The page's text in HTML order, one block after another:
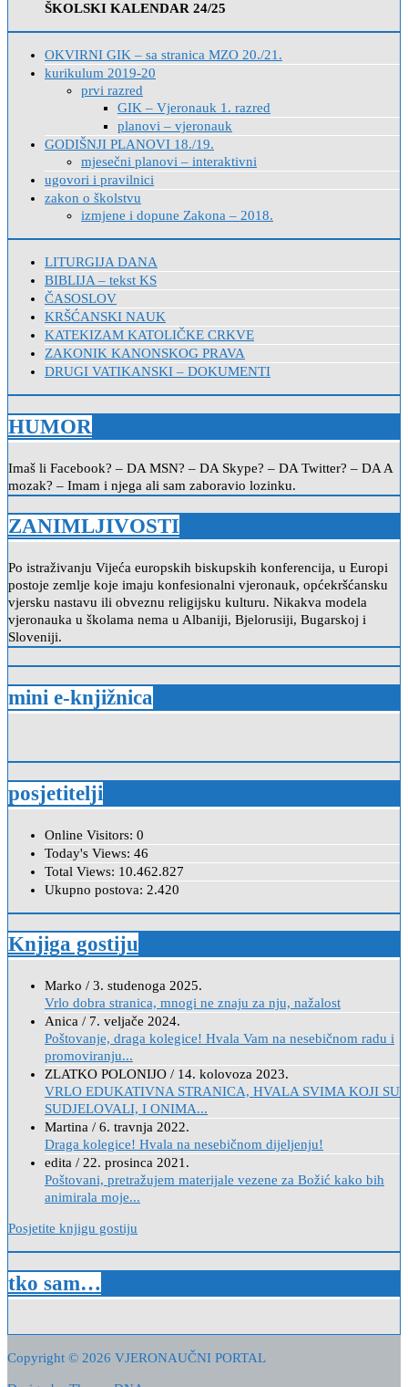
ŠKOLSKI KALENDAR 24/25
OKVIRNI GIK – sa stranica MZO 20./21.
kurikulum 2019-20
prvi razred
GIK – Vjeronauk 1. razred
planovi – vjeronauk
GODIŠNJI PLANOVI 18./19.
mjesečni planovi – interaktivni
ugovori i pravilnici
zakon o školstvu
izmjene i dopune Zakona – 2018.
LITURGIJA DANA
BIBLIJA – tekst KS
ČASOSLOV
KRŠĆANSKI NAUK
KATEKIZAM KATOLIČKE CRKVE
ZAKONIK KANONSKOG PRAVA
DRUGI VATIKANSKI – DOKUMENTI
HUMOR
Imaš li Facebook? – DA MSN? – DA Skype? – DA Twitter? – DA A
mozak? – Imam i njega ali sam zaboravio lozinku.
ZANIMLJIVOSTI
Po istraživanju Vijeća europskih biskupskih konferencija, u Europi
postoje zemlje koje imaju konfesionalni vjeronauk, općekršćansku
vjersku nastavu ili obveznu religijsku kulturu. Nikakva modela
vjeronauka u školama nema u Albaniji, Bjelorusiji, Bugarskoj i
Sloveniji.
mini e-knjižnica
posjetitelji
Online Visitors: 0
Today's Views: 46
Total Views: 10.462.827
Ukupno postova: 2.420
Knjiga gostiju
Marko / 3. studenoga 2025.
Vrlo dobra stranica, mnogi ne znaju za nju, nažalost
Anica / 7. veljače 2024.
Poštovanje, draga kolegice! Hvala Vam na nesebičnom radu i
promoviranju...
ZLATKO POLONIJO / 14. kolovoza 2023.
VRLO EDUKATIVNA STRANICA, HVALA SVIMA KOJI SU
SUDJELOVALI, I ONIMA...
Martina / 6. travnja 2022.
Draga kolegice! Hvala na nesebičnom dijeljenju!
edita / 22. prosinca 2021.
Poštovani, pretražujem materijale vezene za Božić kako bih
animirala moje...
Posjetite knjigu gostiju
tko sam…
Copyright © 2026 VJERONAUČNI PORTAL